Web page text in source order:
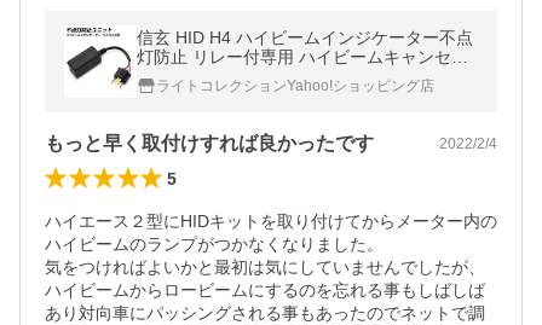
信玄 HID H4 ハイビームインジケーター不点
灯防止 リレー付専用 ハイビームキャンセラ
ー Hi/Lo 防水 12V
ライトコレクションYahoo!ショッピング店
もっと早く取付けすれば良かったです 2022/2/4
5
ハイエース２型にHIDキットを取り付けてからメーター内の
ハイビームのランプがつかなくなりました。
気をつければよいかと最初は気にしていませんでしたが、
ハイビームからロービームにするのを忘れる事もしばしば
あり対向車にパッシングされる事もあったのでネットで調